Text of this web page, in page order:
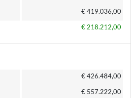
€ 419.036,00
€ 218.212,00
€ 426.484,00
€ 557.222,00